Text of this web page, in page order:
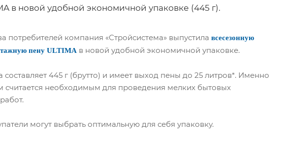
в новой удобной экономичной упаковке (445 г).
потребителей компания «Стройсистема» выпустила всесезонную
пену ULTIMAв новой удобной экономичной упаковке.
составляет 445 г (брутто) и имеет выход пены до 25 литров*. Именно
считается необходимым для проведения мелких бытовых
могут выбрать оптимальную для себя упаковку.